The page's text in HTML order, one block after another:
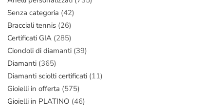
Senza categoria (42)
Bracciali tennis (26)
Certificati GIA (285)
Ciondoli di diamanti (39)
Diamanti (365)
Diamanti sciolti certificati (11)
Gioielli in offerta (575)
Gioielli in PLATINO (46)